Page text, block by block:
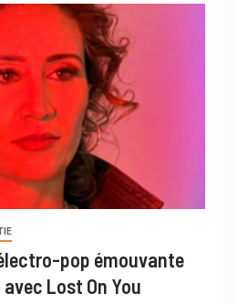
pop émouvante
Lost On You